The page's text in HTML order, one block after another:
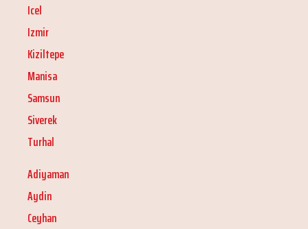
Icel
Izmir
Kiziltepe
Manisa
Samsun
Siverek
Turhal
Adiyaman
Aydin
Ceyhan